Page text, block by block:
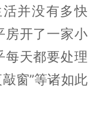
并没有多快
房开了一家小
每天都要处理
窗”等诸如此